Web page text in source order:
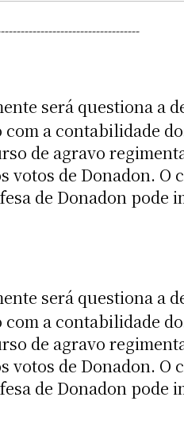
será questiona a
a contabilidade
de agravo
votos de Donadon.
de Donadon
será questiona a
a contabilidade
de agravo
votos de Donadon.
de Donadon